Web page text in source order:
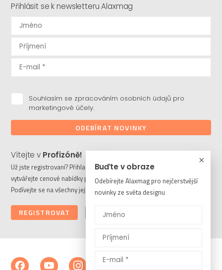
Buďte v obraze
Odebírejte Alaxmag pro nejčerstvější
novinky ze světa designu
Přihlásit se k newsletteru Alaxmag
Souhlasím se zpracováním osobních údajů pro
marketingové účely.
ODEBÍRAT NOVINKY
Vítejte v Profizóně!
Už jste registrovaní? Přihlaste se a stahujte potřebné soubory či
vytvářejte cenové nabídky pro vaše klienty. Ještě nejste členem?
Podívejte se na všechny její výhody a registrujte se ještě dnes.
REGISTROVAT PŘIHLÁSIT